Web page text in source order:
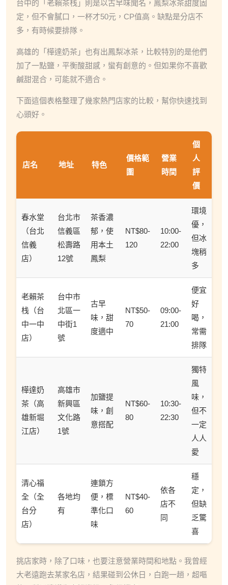
台中的「老賴茶栈」則是以古早味聞名，鳳梨冰茶甜度固
定，但不會膩口，一杯才50元，CP值高。缺點是分店不
多，有時候要排隊。
高雄的「樺達奶茶」也有出鳳梨冰茶，比較特別的是他們
加了一點鹽，平衡酸甜感，蠻有創意的。但如果你不喜歡
鹹甜混合，可能就不適合。
下面這個表格整理了幾家熱門店家的比較，幫你快速找到
心頭好。
店名 地址 特色
價格範
圍
營業
時間
個
人
評
價
春水堂
（台北
信義
店）
台北市
信義區
松壽路
12號
茶香濃
郁，使
用本土
鳳梨
NT$80-
120
10:00-
22:00
環境
優，
但冰
塊稍
多
老賴茶
栈（台
中一中
店）
台中市
北區一
中街1
號
古早
味，甜
度適中
NT$50-
70
09:00-
21:00
便宜
好
喝，
常需
排隊
樺達奶
茶（高
雄新堀
江店）
高雄市
新興區
文化路
1號
加鹽提
味，創
意搭配
NT$60-
80
10:30-
22:30
獨特
風
味，
但不
一定
人人
愛
清心福
全（全
台分
店）
各地均
有
連鎖方
便，標
準化口
味
NT$40-
60
依各
店不
同
穩
定，
但缺
乏驚
喜
挑店家時，除了口味，也要注意營業時間和地點。我曾經
大老遠跑去某家名店，結果碰到公休日，白跑一趟，超嘔